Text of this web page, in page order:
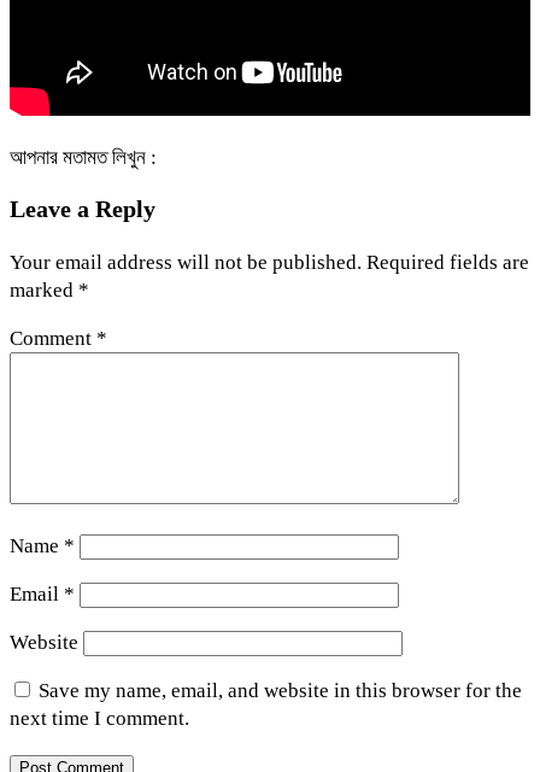
আপনার মতামত লিখুন :
Leave a Reply
Your email address will not be published. Required fields are
marked *
Comment *
Name *
Email *
Website
Save my name, email, and website in this browser for the
next time I comment.